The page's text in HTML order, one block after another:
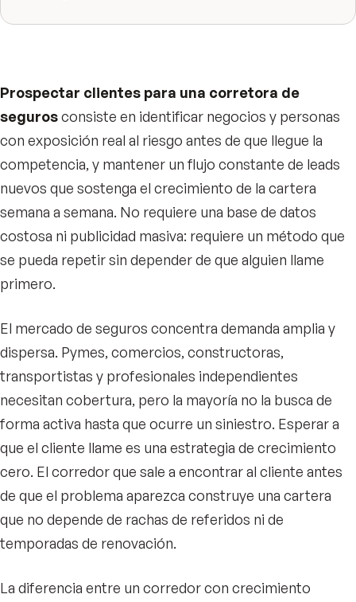
Prospectar clientes para una corretora de
segurosconsiste en identificar negocios y personas
con exposición real al riesgo antes de que llegue la
competencia, y mantener un flujo constante de leads
nuevos que sostenga el crecimiento de la cartera
semana a semana. No requiere una base de datos
costosa ni publicidad masiva: requiere un método que
se pueda repetir sin depender de que alguien llame
primero.
El mercado de seguros concentra demanda amplia y
dispersa. Pymes, comercios, constructoras,
transportistas y profesionales independientes
necesitan cobertura, pero la mayoría no la busca de
forma activa hasta que ocurre un siniestro. Esperar a
que el cliente llame es una estrategia de crecimiento
cero. El corredor que sale a encontrar al cliente antes
de que el problema aparezca construye una cartera
que no depende de rachas de referidos ni de
temporadas de renovación.
La diferencia entre un corredor con crecimiento